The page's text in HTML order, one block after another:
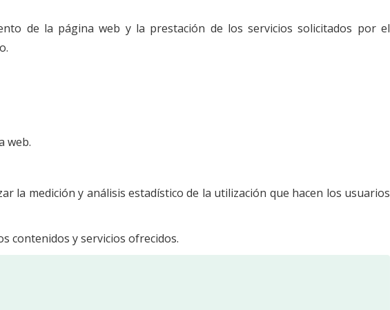
de la página web y la prestación de los servicios solicitados por el
web.
la medición y análisis estadístico de la utilización que hacen los usuarios
contenidos y servicios ofrecidos.